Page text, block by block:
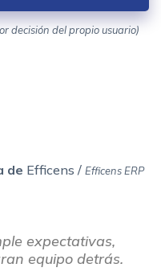
decisión del propio usuario)
de Efficens / Efficens ERP
expectativas,
equipo detrás.